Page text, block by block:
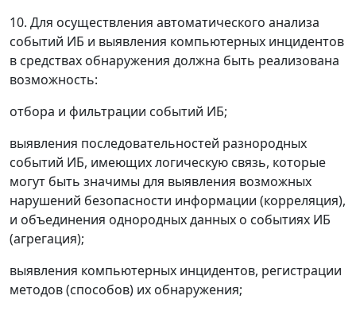
10. Для осуществления автоматического анализа
событий ИБ и выявления компьютерных инцидентов
в средствах обнаружения должна быть реализована
возможность:
отбора и фильтрации событий ИБ;
выявления последовательностей разнородных
событий ИБ, имеющих логическую связь, которые
могут быть значимы для выявления возможных
нарушений безопасности информации (корреляция),
и объединения однородных данных о событиях ИБ
(агрегация);
выявления компьютерных инцидентов, регистрации
методов (способов) их обнаружения;